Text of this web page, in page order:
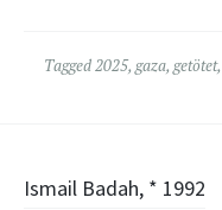
Tagged2025, gaza, getötet,
Post
Ismail Badah, * 1992